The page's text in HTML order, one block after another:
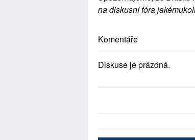
na diskusní fóra
Komentáře
Diskuse je prázdná.